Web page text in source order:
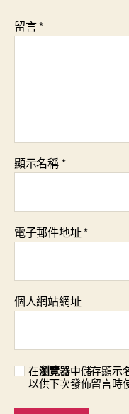
留言*
顯示名稱*
電子郵件地址*
個人網站網址
在瀏覽器中儲存顯示
以供下次發佈留言時